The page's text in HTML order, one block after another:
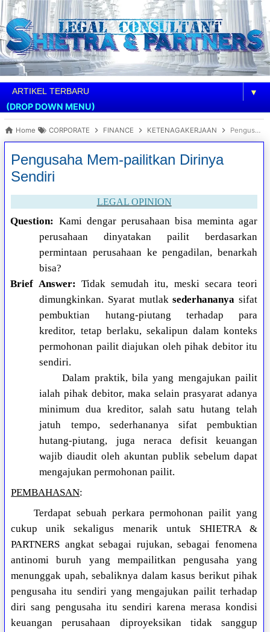
▼
(DROP DOWN MENU)
Home CORPORATE FINANCE KETENAGAKERJAAN Pengusaha Mem-pailitkan Dirinya Sendiri
Pengusaha Mem-pailitkan Dirinya
Sendiri
LEGAL OPINION
Question: Kami dengar perusahaan bisa meminta agar
perusahaan dinyatakan pailit berdasarkan
permintaan perusahaan ke pengadilan, benarkah
bisa?
Brief Answer: Tidak semudah itu, meski secara teori
dimungkinkan. Syarat mutlaksederhananya sifat
pembuktian hutang-piutang terhadap para
kreditor, tetap berlaku, sekalipun dalam konteks
permohonan pailit diajukan oleh pihak debitor itu
sendiri.
Dalam praktik, bila yang mengajukan pailit
ialah pihak debitor, maka selain prasyarat adanya
minimum dua kreditor, salah satu hutang telah
jatuh tempo, sederhananya sifat pembuktian
hutang-piutang, juga neraca defisit keuangan
wajib diaudit oleh akuntan publik sebelum dapat
mengajukan permohonan pailit.
PEMBAHASAN:
Terdapat sebuah perkara permohonan pailit yang
cukup unik sekaligus menarik untuk SHIETRA &
PARTNERS angkat sebagai rujukan, sebagai fenomena
antinomi buruh yang mempailitkan pengusaha yang
menunggak upah, sebaliknya dalam kasus berikut pihak
pengusaha itu sendiri yang mengajukan pailit terhadap
diri sang pengusaha itu sendiri karena merasa kondisi
keuangan perusahaan diproyeksikan tidak sanggup